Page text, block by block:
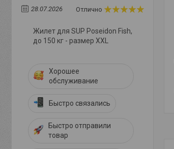
28.07.2026 Отлично
Жилет для SUP Poseidon Fish,
до 150 кг - размер XXL
Хорошее
обслуживание
Быстро связались
Быстро отправили
товар